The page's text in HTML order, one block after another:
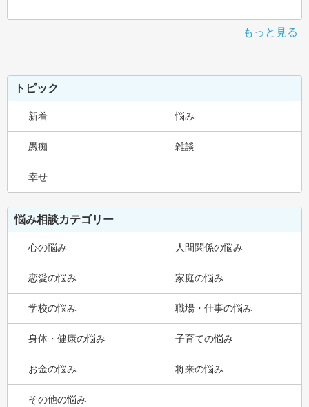
-
もっと見る
トピック
新着 悩み
愚痴 雑談
幸せ
悩み相談カテゴリー
心の悩み 人間関係の悩み
恋愛の悩み 家庭の悩み
学校の悩み 職場・仕事の悩み
身体・健康の悩み 子育ての悩み
お金の悩み 将来の悩み
その他の悩み